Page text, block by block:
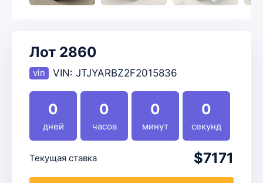
Лот 2860
VIN: JTJYARBZ2F2015836
0
дней
0
часов
0
минут
0
секунд
Текущая ставка $7171